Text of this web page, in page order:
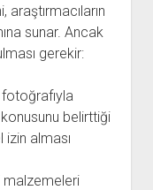
FONU
FONU
FONU
açılır
menüyü
aç
açılır
menüyü
FORMU
sunar. Ancak
gerekir:
belirttiği
izin alması
malzemeleri